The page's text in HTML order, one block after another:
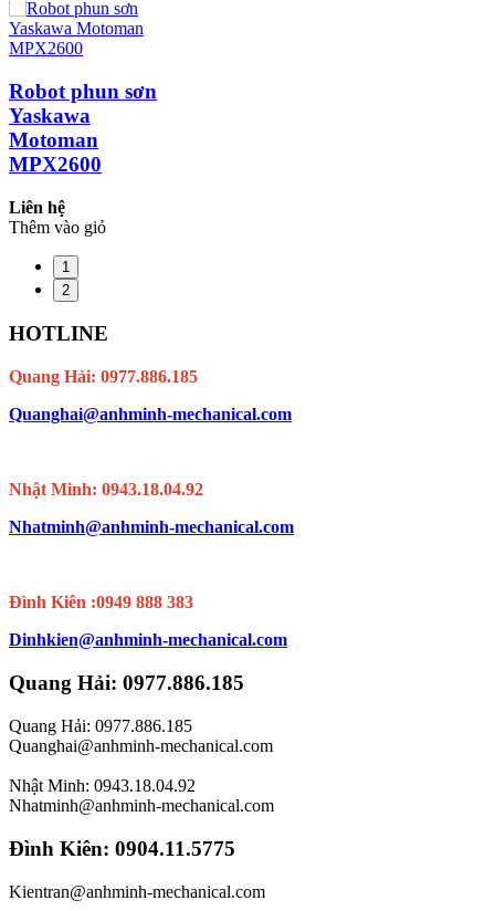
Robot phun sơn
Yaskawa
Motoman
MPX2600
Liên hệ
Thêm vào giỏ
1
2
HOTLINE
Quang Hải: 0977.886.185
Quanghai@anhminh-mechanical.com
Nhật Minh: 0943.18.04.92
Nhatminh@anhminh-mechanical.com
Đình Kiên :0949 888 383
Dinhkien@anhminh-mechanical.com
Quang Hải: 0977.886.185
Quang Hải: 0977.886.185
Quanghai@anhminh-mechanical.com
Nhật Minh: 0943.18.04.92
Nhatminh@anhminh-mechanical.com
Đình Kiên: 0904.11.5775
Kientran@anhminh-mechanical.com